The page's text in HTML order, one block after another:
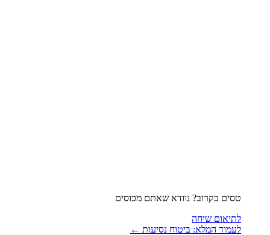
טסים בקרוב? נוודא שאתם מכוסים
לתיאום שיחה
לעמוד המלא: ביטוח נסיעות ←